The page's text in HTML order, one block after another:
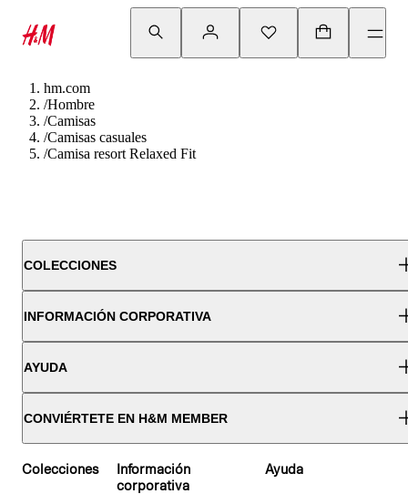
hm.com
/Hombre
/Camisas
/Camisas casuales
/Camisa resort Relaxed Fit
COLECCIONES
INFORMACIÓN CORPORATIVA
AYUDA
CONVIÉRTETE EN H&M MEMBER
Colecciones
Información
corporativa
Ayuda